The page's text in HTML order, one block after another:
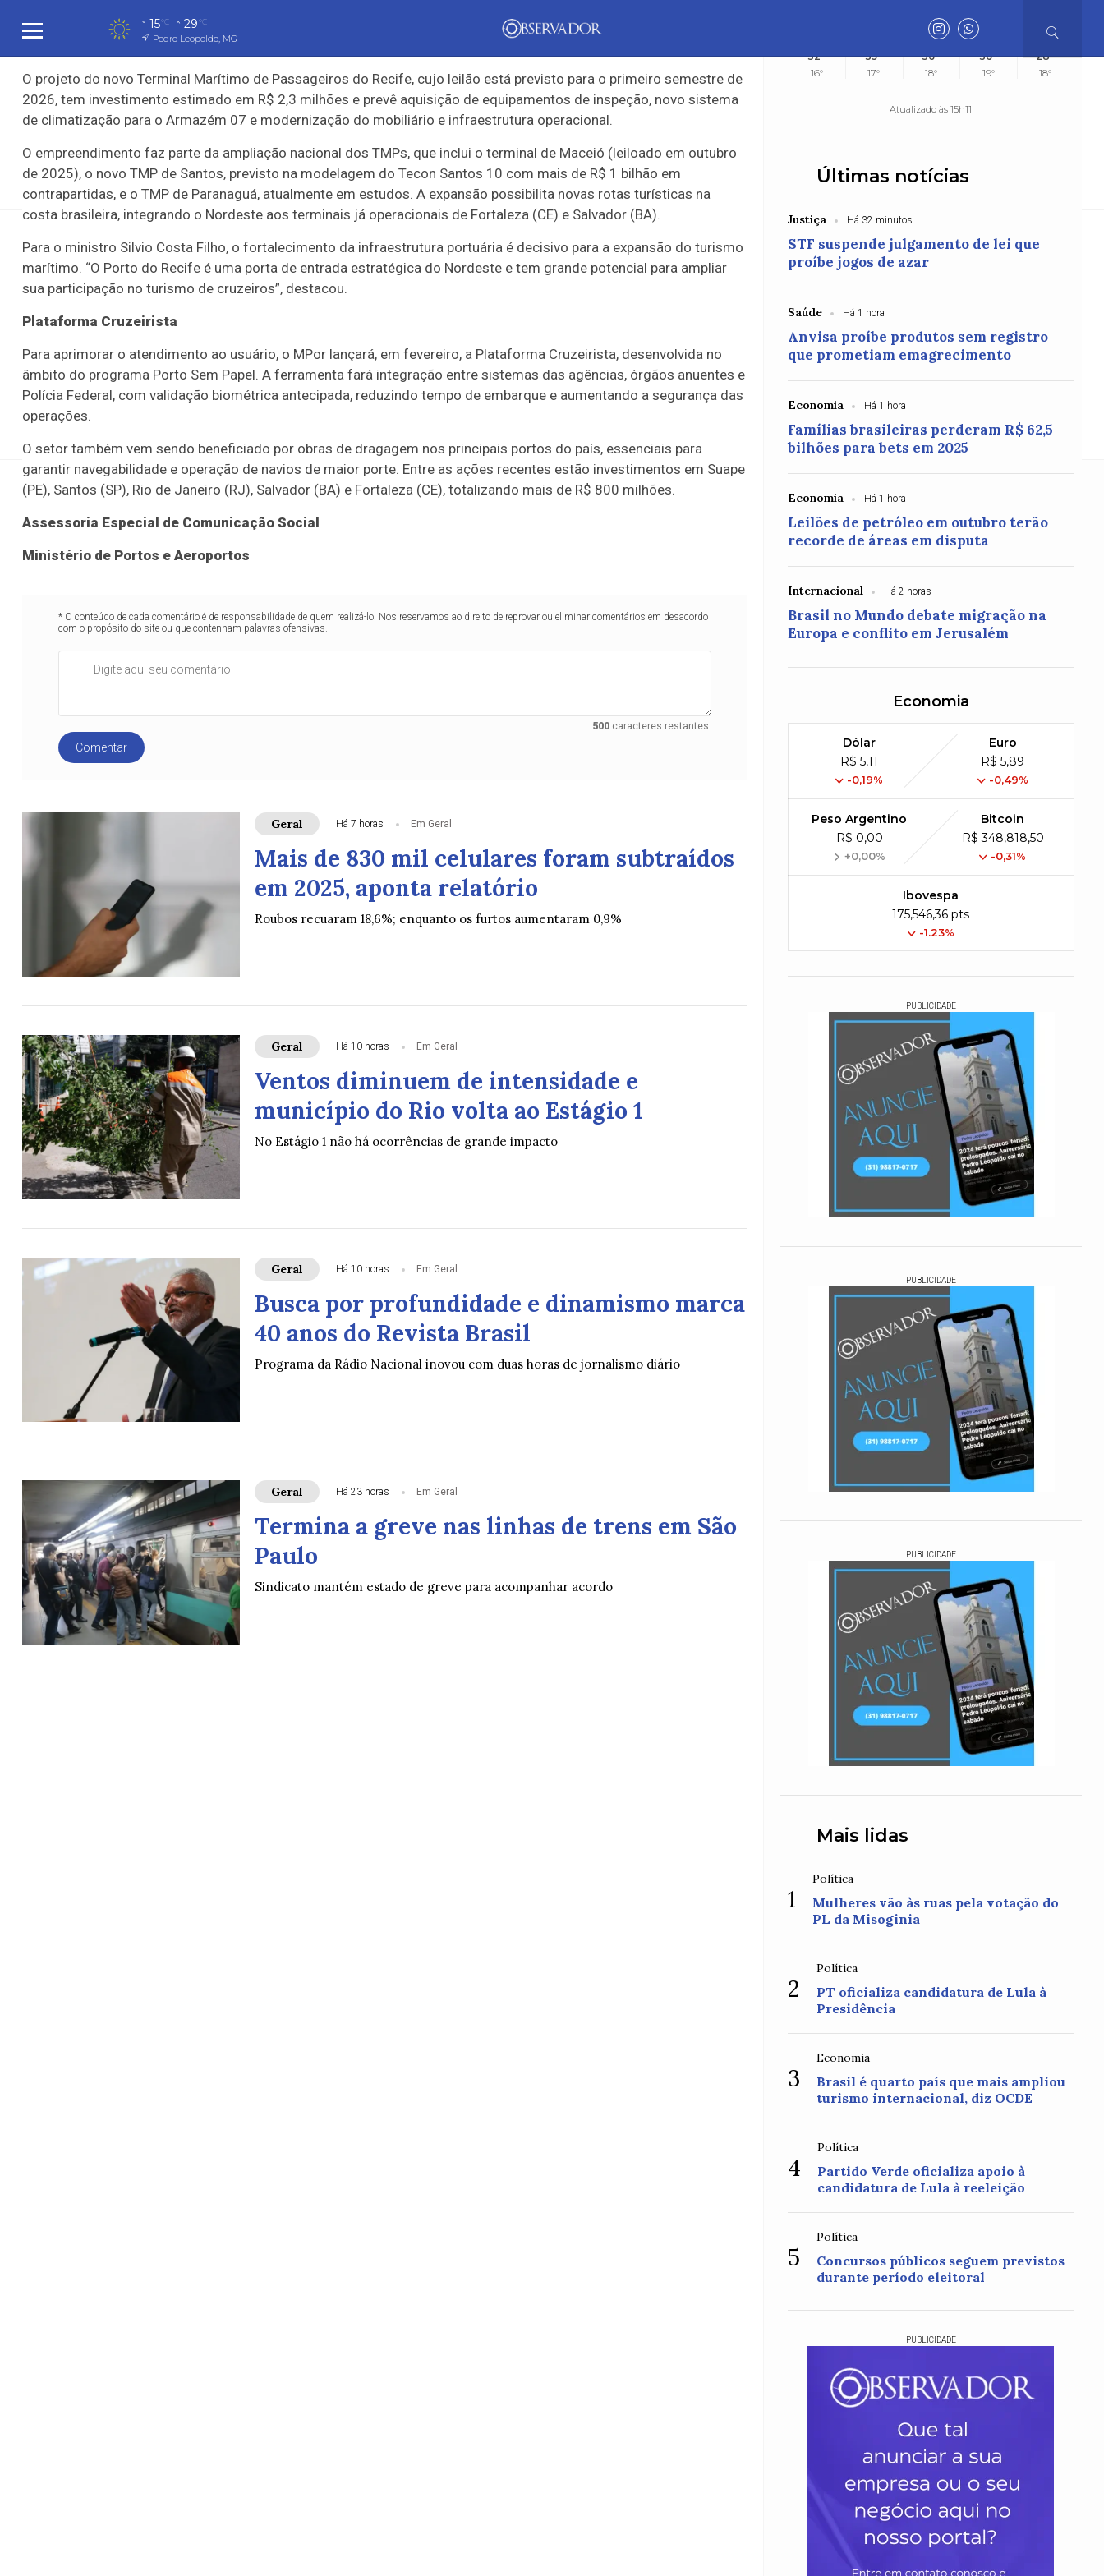
15°C 29°C
Pedro Leopoldo, MG
Cidades Cidades Política Entretenimento Tecnologia Economia Dom Walmor Dr.Henrique Dr.Henrique Polícia Acidente
Justiça Saúde Economia Economia Educação Economia Educação Coluna MG Política Justiça
Temporada de cruzeiros avança no Porto do Recife com
novos investimentos em infraestrutura e modernização
de serviços
O movimento no Recife começou em 6 de outubro, com a atracação do navio Scenic Eclipse, de Malta. Em dias de
grande fluxo, o terminal tem recebido cerca de 5 mil visitantes, impulsionado por embarcações internacionais como
o Costa Favolosa, da Itália, e o Viking Júpiter, norueguês.
O projeto do novo Terminal Marítimo de Passageiros do Recife, cujo leilão está previsto para o primeiro semestre de
2026, tem investimento estimado em R$ 2,3 milhões e prevê aquisição de equipamentos de inspeção, novo sistema
de climatização para o Armazém 07 e modernização do mobiliário e infraestrutura operacional.
O empreendimento faz parte da ampliação nacional dos TMPs, que inclui o terminal de Maceió (leiloado em outubro
de 2025), o novo TMP de Santos, previsto na modelagem do Tecon Santos 10 com mais de R$ 1 bilhão em
contrapartidas, e o TMP de Paranaguá, atualmente em estudos. A expansão possibilita novas rotas turísticas na
costa brasileira, integrando o Nordeste aos terminais já operacionais de Fortaleza (CE) e Salvador (BA).
Para o ministro Silvio Costa Filho, o fortalecimento da infraestrutura portuária é decisivo para a expansão do turismo
marítimo. “O Porto do Recife é uma porta de entrada estratégica do Nordeste e tem grande potencial para ampliar
sua participação no turismo de cruzeiros”, destacou.
Plataforma Cruzeirista
Para aprimorar o atendimento ao usuário, o MPor lançará, em fevereiro, a Plataforma Cruzeirista, desenvolvida no
âmbito do programa Porto Sem Papel. A ferramenta fará integração entre sistemas das agências, órgãos anuentes e
Polícia Federal, com validação biométrica antecipada, reduzindo tempo de embarque e aumentando a segurança das
operações.
O setor também vem sendo beneficiado por obras de dragagem nos principais portos do país, essenciais para
garantir navegabilidade e operação de navios de maior porte. Entre as ações recentes estão investimentos em Suape
(PE), Santos (SP), Rio de Janeiro (RJ), Salvador (BA) e Fortaleza (CE), totalizando mais de R$ 800 milhões.
Assessoria Especial de Comunicação Social
Ministério de Portos e Aeroportos
* O conteúdo de cada comentário é de responsabilidade de quem realizá-lo. Nos reservamos ao direito de reprovar ou eliminar comentários em desacordo
com o propósito do site ou que contenham palavras ofensivas.
500caracteres restantes.
Comentar
Geral Há 7 horas Em Geral
Mais de 830 mil celulares foram subtraídos
em 2025, aponta relatório
Roubos recuaram 18,6%; enquanto os furtos aumentaram 0,9%
Geral Há 10 horas Em Geral
Ventos diminuem de intensidade e
município do Rio volta ao Estágio 1
No Estágio 1 não há ocorrências de grande impacto
Geral Há 10 horas Em Geral
Busca por profundidade e dinamismo marca
40 anos do Revista Brasil
Programa da Rádio Nacional inovou com duas horas de jornalismo diário
Geral Há 23 horas Em Geral
Termina a greve nas linhas de trens em São
Paulo
Sindicato mantém estado de greve para acompanhar acordo
32°
16°
35°
17°
36°
18°
36°
19°
28°
18°
Atualizado às 15h11
Últimas notícias
Justiça Há 32 minutos
STF suspende julgamento de lei que
proíbe jogos de azar
Saúde Há 1 hora
Anvisa proíbe produtos sem registro
que prometiam emagrecimento
Economia Há 1 hora
Famílias brasileiras perderam R$ 62,5
bilhões para bets em 2025
Economia Há 1 hora
Leilões de petróleo em outubro terão
recorde de áreas em disputa
Internacional Há 2 horas
Brasil no Mundo debate migração na
Europa e conflito em Jerusalém
Economia
Dólar
R$ 5,11
-0,19%
Euro
R$ 5,89
-0,49%
Peso Argentino
R$ 0,00
+0,00%
Bitcoin
R$ 348,818,50
-0,31%
Ibovespa
175,546,36 pts
-1.23%
PUBLICIDADE
PUBLICIDADE
PUBLICIDADE
Mais lidas
1
Política
Mulheres vão às ruas pela votação do
PL da Misoginia
2
Política
PT oficializa candidatura de Lula à
Presidência
3
Economia
Brasil é quarto país que mais ampliou
turismo internacional, diz OCDE
4
Política
Partido Verde oficializa apoio à
candidatura de Lula à reeleição
5
Política
Concursos públicos seguem previstos
durante período eleitoral
PUBLICIDADE